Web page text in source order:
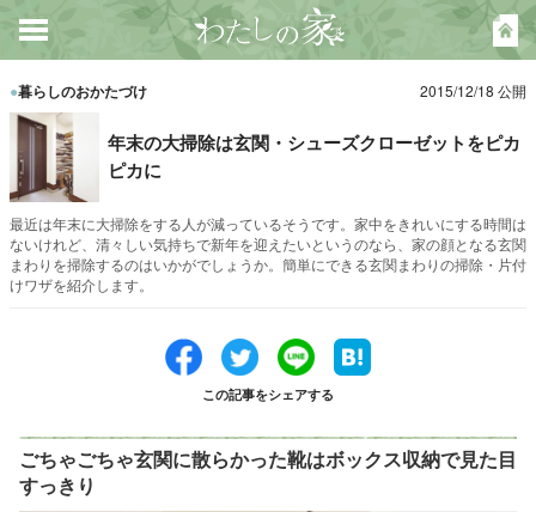
●暮らしのおかたづけ 2015/12/18 公開
年末の大掃除は玄関・シューズクローゼットをピカ
ピカに
最近は年末に大掃除をする人が減っているそうです。家中をきれいにする時間は
ないけれど、清々しい気持ちで新年を迎えたいというのなら、家の顔となる玄関
まわりを掃除するのはいかがでしょうか。簡単にできる玄関まわりの掃除・片付
けワザを紹介します。
この記事をシェアする
ごちゃごちゃ玄関に散らかった靴はボックス収納で見た目
すっきり